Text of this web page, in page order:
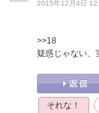
2015年12月4日
>>18
疑惑じゃない
それな！